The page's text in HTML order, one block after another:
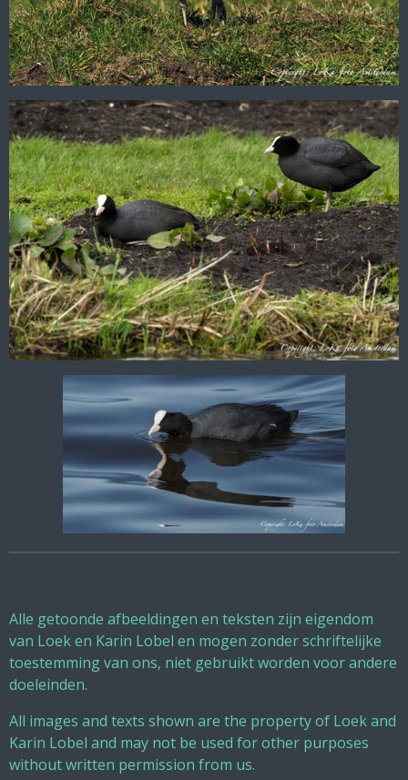
Alle getoonde afbeeldingen en teksten zijn eigendom
van Loek en Karin Lobel en mogen zonder schriftelijke
toestemming van ons, niet gebruikt worden voor andere
doeleinden.
All images and texts shown are the property of Loek and
Karin Lobel and may not be used for other purposes
without written permission from us.